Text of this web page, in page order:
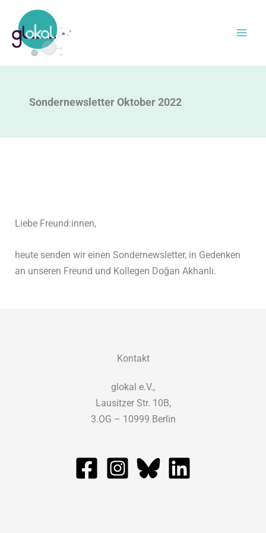
Inhalt
springen
Sondernewsletter Oktober 2022
Liebe Freund:innen,
heute senden wir einen Sondernewsletter, in Gedenken
an unseren Freund und Kollegen Doğan Akhanlı.
Kontakt
glokal e.V.,
Lausitzer Str. 10B,
3.OG – 10999 Berlin